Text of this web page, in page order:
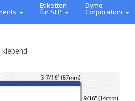
Etiketten
für SLP
Dymo
Corporation